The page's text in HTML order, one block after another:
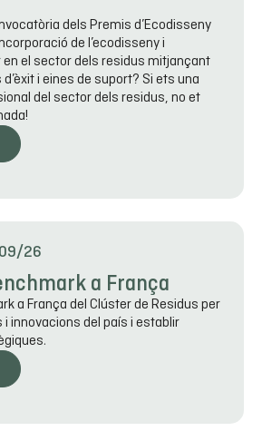
dels Premis d’Ecodisseny
de l’ecodisseny i
en el sector dels residus mitjançant
i eines de suport? Si ets una
del sector dels residus, no et
26
a França
a França del Clúster de Residus per
innovacions del país i establir